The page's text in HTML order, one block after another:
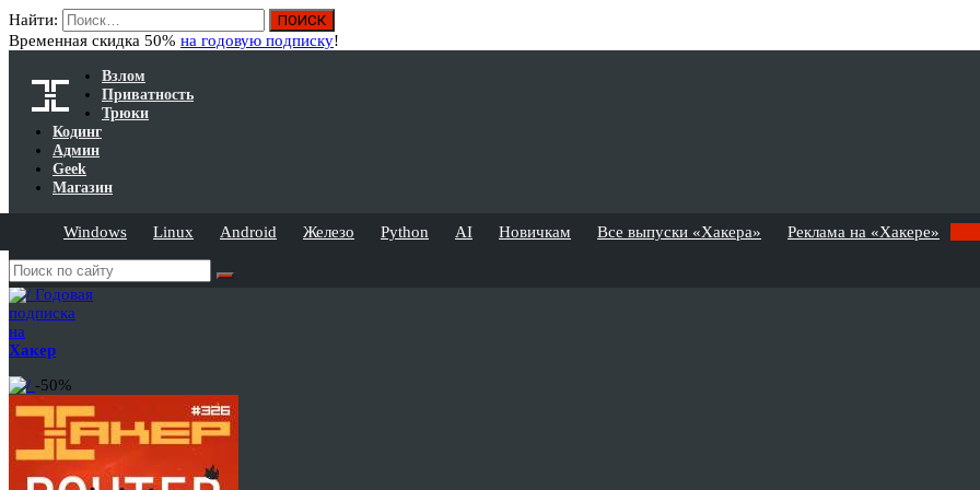
Найти:
Временная скидка 50% на годовую подписку!
Взлом
Приватность
Трюки
Кодинг
Админ
Geek
Магазин
Windows Linux Android Железо Python AI Новичкам Все выпуски «Хакера» Реклама на «Хакере»
Годовая
подписка
на
Хакер
-50%